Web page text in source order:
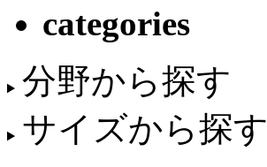
categories
分野から探す
サイズから探す